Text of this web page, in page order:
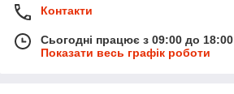
Контакти
Сьогодні працює з 09:00 до 18:00
Показати весь графік роботи